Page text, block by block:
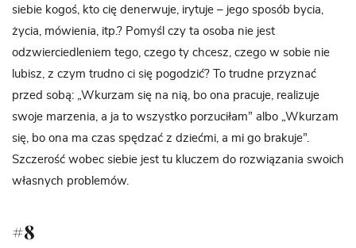
siebie kogoś, kto cię denerwuje, irytuje – jego sposób bycia,
życia, mówienia, itp.? Pomyśl czy ta osoba nie jest
odzwierciedleniem tego, czego ty chcesz, czego w sobie nie
lubisz, z czym trudno ci się pogodzić? To trudne przyznać
przed sobą: „Wkurzam się na nią, bo ona pracuje, realizuje
swoje marzenia, a ja to wszystko porzuciłam” albo „Wkurzam
się, bo ona ma czas spędzać z dziećmi, a mi go brakuje”.
Szczerość wobec siebie jest tu kluczem do rozwiązania swoich
własnych problemów.
#8